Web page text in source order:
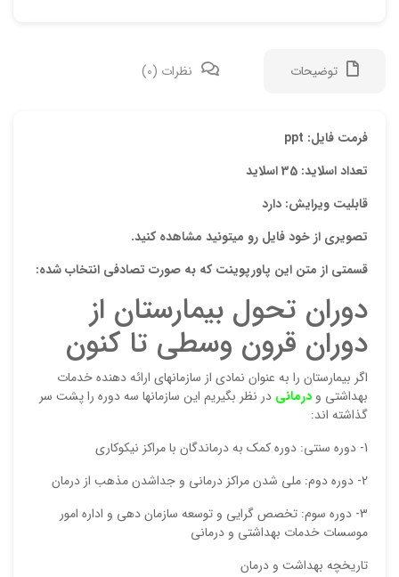
توضیحات نظرات (0)
فرمت فایل: ppt
تعداد اسلاید: 35 اسلاید
قابلیت ویرایش: دارد
تصویری از خود فایل رو میتونید مشاهده کنید.
قسمتی از متن این پاورپوینت که به صورت تصادفی انتخاب شده:
دوران تحول بیمارستان از
دوران قرون وسطی تا کنون
اگر بیمارستان را به عنوان نمادی از سازمانهای ارائه دهنده خدمات
بهداشتی و درمانی در نظر بگیریم این سازمانها سه دوره را پشت سر
گذاشته اند:
1- دوره سنتی: دوره کمک به درماندگان با مراکز نیکوکاری
2- دوره دوم: ملی شدن مراکز درمانی و جداشدن مذهب از درمان
3- دوره سوم: تخصص گرایی و توسعه سازمان دهی و اداره امور
موسسات خدمات بهداشتی و درمانی
تاریخچه بهداشت و درمان